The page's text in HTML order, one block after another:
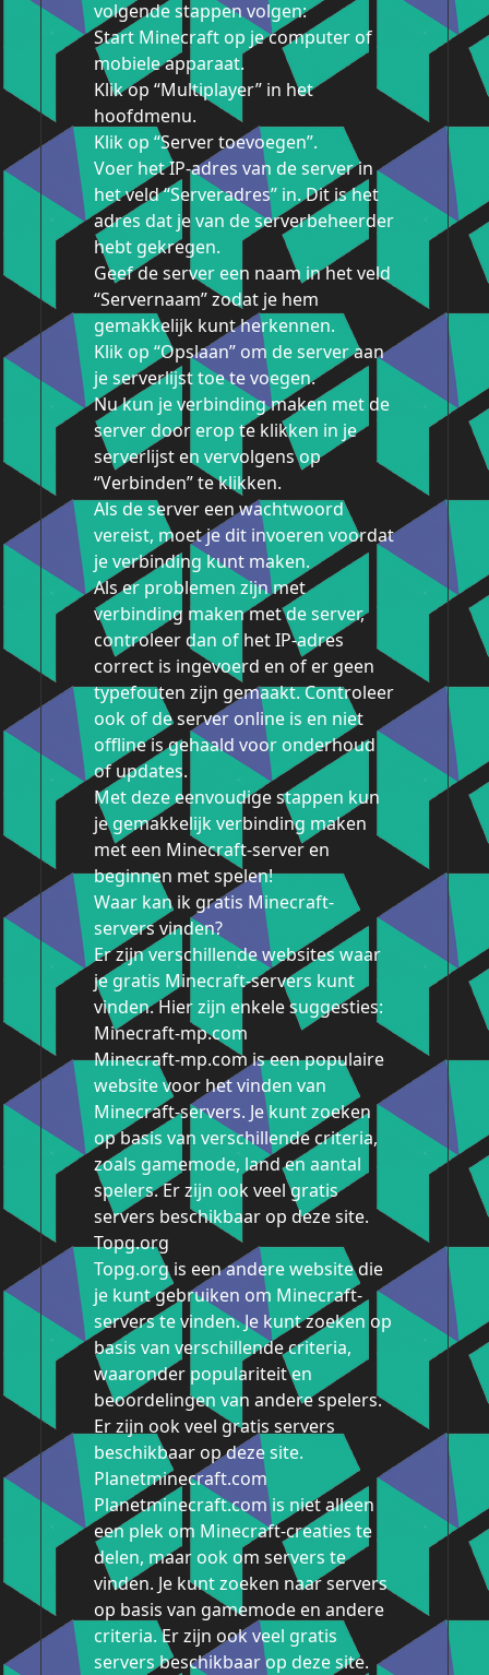
volgende stappen volgen:
Start Minecraft op je computer of
mobiele apparaat.
Klik op “Multiplayer” in het
hoofdmenu.
Klik op “Server toevoegen”.
Voer het IP-adres van de server in
het veld “Serveradres” in. Dit is het
adres dat je van de serverbeheerder
hebt gekregen.
Geef de server een naam in het veld
“Servernaam” zodat je hem
gemakkelijk kunt herkennen.
Klik op “Opslaan” om de server aan
je serverlijst toe te voegen.
Nu kun je verbinding maken met de
server door erop te klikken in je
serverlijst en vervolgens op
“Verbinden” te klikken.
Als de server een wachtwoord
vereist, moet je dit invoeren voordat
je verbinding kunt maken.
Als er problemen zijn met
verbinding maken met de server,
controleer dan of het IP-adres
correct is ingevoerd en of er geen
typefouten zijn gemaakt. Controleer
ook of de server online is en niet
offline is gehaald voor onderhoud
of updates.
Met deze eenvoudige stappen kun
je gemakkelijk verbinding maken
met een Minecraft-server en
beginnen met spelen!
Waar kan ik gratis Minecraft-
servers vinden?
Er zijn verschillende websites waar
je gratis Minecraft-servers kunt
vinden. Hier zijn enkele suggesties:
Minecraft-mp.com
Minecraft-mp.com is een populaire
website voor het vinden van
Minecraft-servers. Je kunt zoeken
op basis van verschillende criteria,
zoals gamemode, land en aantal
spelers. Er zijn ook veel gratis
servers beschikbaar op deze site.
Topg.org
Topg.org is een andere website die
je kunt gebruiken om Minecraft-
servers te vinden. Je kunt zoeken op
basis van verschillende criteria,
waaronder populariteit en
beoordelingen van andere spelers.
Er zijn ook veel gratis servers
beschikbaar op deze site.
Planetminecraft.com
Planetminecraft.com is niet alleen
een plek om Minecraft-creaties te
delen, maar ook om servers te
vinden. Je kunt zoeken naar servers
op basis van gamemode en andere
criteria. Er zijn ook veel gratis
servers beschikbaar op deze site.